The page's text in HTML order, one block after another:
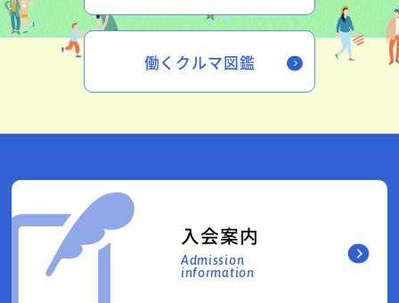
働くクルマ図鑑
入会案内
Admission
information